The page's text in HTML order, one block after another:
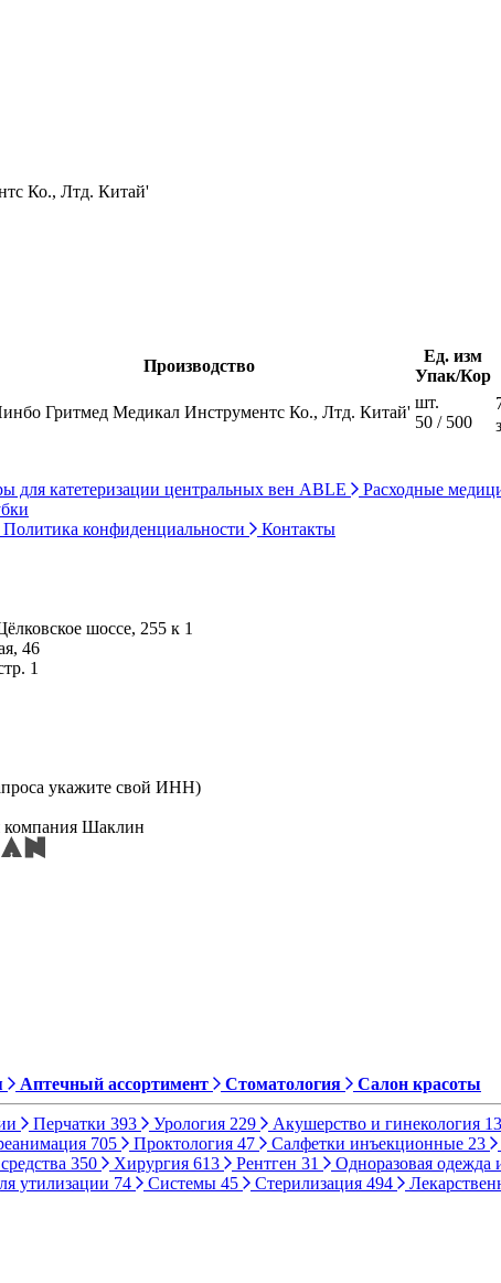
Ко., Лтд. Китай'
Производство
Ед. изм
Упак/Кор
Гритмед Медикал Инструментс Ко., Лтд. Китай'
шт.
50 / 500
для катетеризации центральных вен ABLE Расходные
Политика конфиденциальности
Контакты
шоссе, 255 к 1
46
1
укажите свой ИНН)
компания Шаклин
Аптечный ассортимент Стоматология Салон красоты
Перчатки 393 Урология 229 Акушерство и гинекология
705 Проктология 47 Салфетки инъекционные 23
350 Хирургия 613 Рентген 31 Одноразовая одежда
утилизации 74 Системы 45 Стерилизация 494